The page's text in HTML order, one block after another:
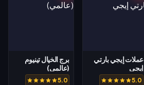
عملات إيجي بارتي
إيجي
5.0
برج الخيال تينيوم
(عالمي)
5.0